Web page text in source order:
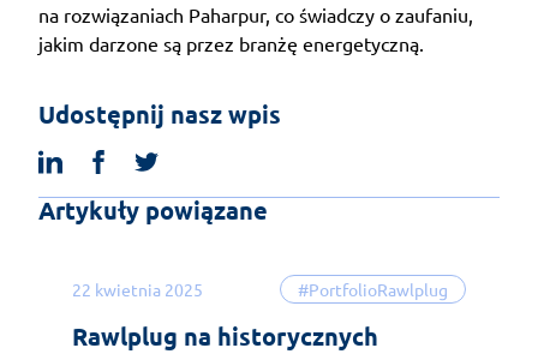
na rozwiązaniach Paharpur, co świadczy o zaufaniu,
jakim darzone są przez branżę energetyczną.
Udostępnij nasz wpis
linkedinfacebook
Artykuły powiązane
22 kwietnia 2025 #PortfolioRawlplug
Rawlplug na historycznych